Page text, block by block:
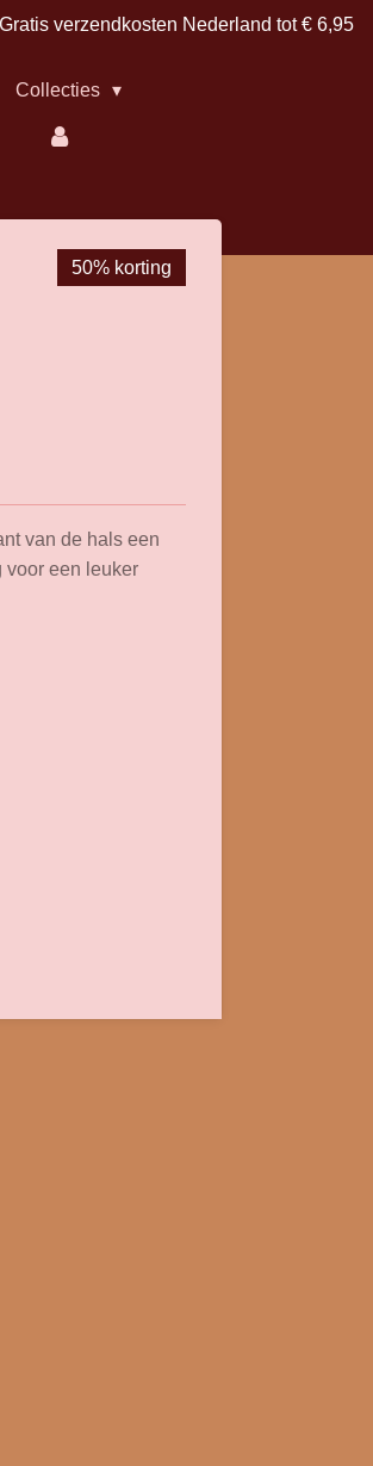
Gratis verzendkosten Nederland tot € 6,95
Collecties
50% korting
van de hals een
voor een leuker